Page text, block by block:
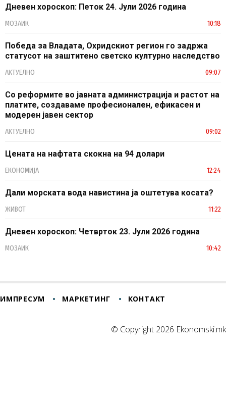
Дневен хороскоп: Петок 24. Јули 2026 година
МОЗАИК 10:18
Победа за Владата, Охридскиот регион го задржа
статусот на заштитено светско културно наследство
АКТУЕЛНО 09:07
Со реформите во јавната администрација и растот на
платите, создаваме професионален, ефикасен и
модерен јавен сектор
АКТУЕЛНО 09:02
Цената на нафтата скокна на 94 долари
ЕКОНОМИЈА 12:24
Дали морската вода навистина ја оштетува косата?
ЖИВОТ 11:22
Дневен хороскоп: Четврток 23. Јули 2026 година
МОЗАИК 10:42
ИМПРЕСУМ МАРКЕТИНГ КОНТАКТ
© Copyright 2026 Ekonomski.mk